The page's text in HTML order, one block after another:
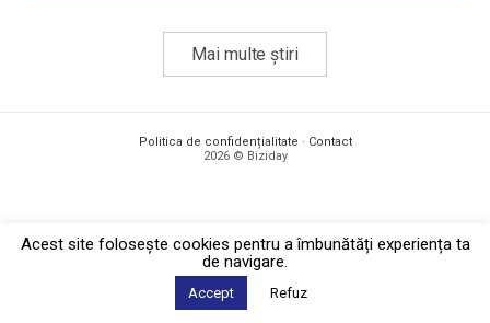
Mai multe știri
Politica de confidențialitate · Contact
2026 © Biziday
Acest site foloseşte cookies pentru a îmbunătăți experiența ta
de navigare.
Accept Refuz